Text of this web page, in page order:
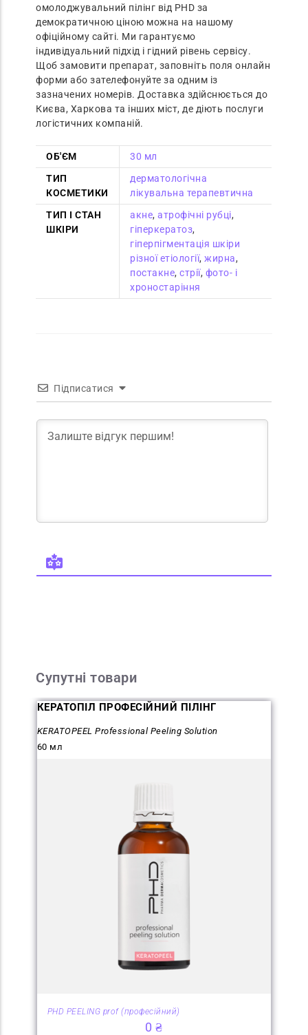
омолоджувальний пілінг від PHD за
демократичною ціною можна на нашому
офіційному сайті. Ми гарантуємо
індивідуальний підхід і гідний рівень сервісу.
Щоб замовити препарат, заповніть поля онлайн
форми або зателефонуйте за одним із
зазначених номерів. Доставка здійснюється до
Києва, Харкова та інших міст, де діють послуги
логістичних компаній.
ОБ'ЄМ
30 мл
ТИП
КОСМЕТИКИ
дерматологічна
лікувальна терапевтична
ТИП І СТАН
ШКІРИ
акне,атрофічні рубці,
гіперкератоз,
гіперпігментація шкіри
різної етіології,жирна,
постакне,стрії, фото- і
хроностаріння
Підписатися
Супутні товари
КЕРАТОПІЛ ПРОФЕСІЙНИЙ ПІЛІНГ
KERATOPEEL Professional Peeling Solution
60 мл
PHD PEELING prof (професійний)
0₴